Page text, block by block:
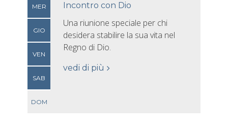
MER
GIO
VEN
SAB
DOM
Incontro con Dio
Una riunione speciale per chi
desidera stabilire la sua vita nel
Regno di Dio.
vedi di più